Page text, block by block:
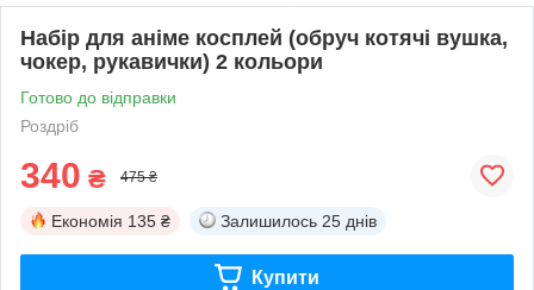
Набір для аніме косплей (обруч котячі вушка,
чокер, рукавички) 2 кольори
Готово до відправки
Роздріб
340 ₴ 475 ₴
Економія 135 ₴ Залишилось 25 днів
Купити